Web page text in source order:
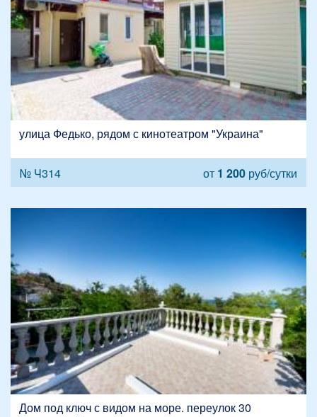
улица Федько, рядом с кинотеатром "Украина"
№ Ч314 от 1 200 руб/сутки
Дом под ключ с видом на море. переулок 30